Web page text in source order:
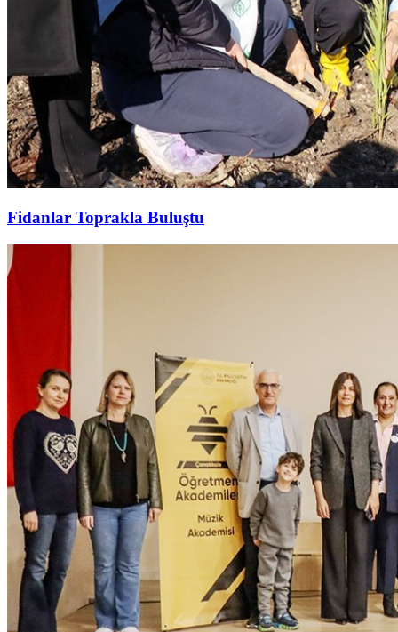
Fidanlar Toprakla Buluştu